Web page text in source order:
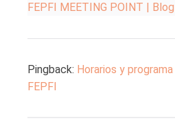
FEPFI MEETING POINT | Blog
Pingback: Horarios y
FEPFI